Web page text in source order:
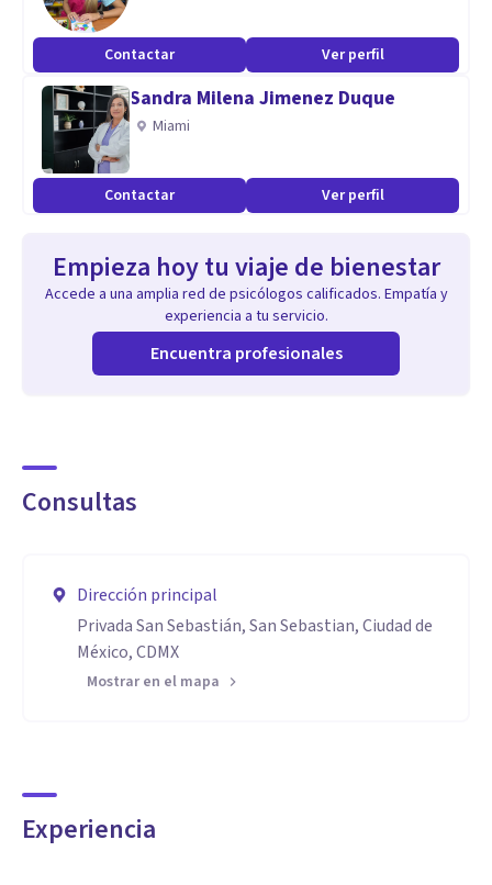
Contactar Ver perfil
Sandra Milena Jimenez Duque
Miami
Contactar Ver perfil
Empieza hoy tu viaje de bienestar
Accede a una amplia red de psicólogos calificados. Empatía y
experiencia a tu servicio.
Encuentra profesionales
Consultas
Dirección principal
Privada San Sebastián, San Sebastian, Ciudad de
México, CDMX
Mostrar en el mapa
Experiencia